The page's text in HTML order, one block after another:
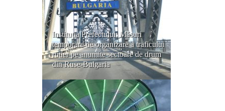
Instituția Prefectului: Măsuri
temporare de organizare a traficului
rutier pe anumite sectoare de drum
din Ruse-Bulgaria